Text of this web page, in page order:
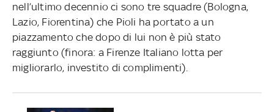
nell’ultimo decennio ci sono tre squadre (Bologna,
Lazio, Fiorentina) che Pioli ha portato a un
piazzamento che dopo di lui non è più stato
raggiunto (finora: a Firenze Italiano lotta per
migliorarlo, investito di complimenti).